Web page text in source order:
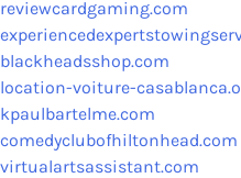
reviewcardgaming.com
blackheadsshop.com
location-voiture-
kpaulbartelme.com
comedyclubofhiltonhead.com
virtualartsassistant.com